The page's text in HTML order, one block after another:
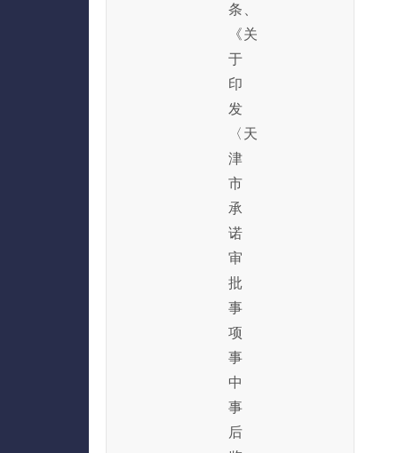
条、
《关
于
印
发
〈天
津
市
承
诺
审
批
事
项
事
中
事
后